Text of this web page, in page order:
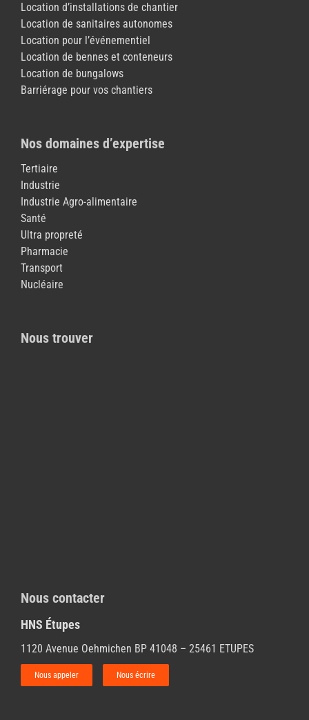
Location d’installations de chantier
Location de sanitaires autonomes
Location pour l’événementiel
Location de bennes et conteneurs
Location de bungalows
Barriérage pour vos chantiers
Nos domaines d’expertise
Tertiaire
Industrie
Industrie Agro-alimentaire
Santé
Ultra propreté
Pharmacie
Transport
Nucléaire
Nous trouver
Nous contacter
HNS Étupes
1120 Avenue Oehmichen BP 41048 – 25461 ETUPES
Nous appeler Nous écrire